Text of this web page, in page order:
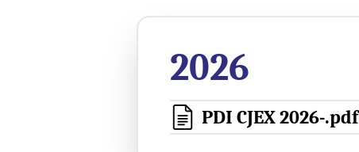
2026
PDI CJEX 2026-.pdf